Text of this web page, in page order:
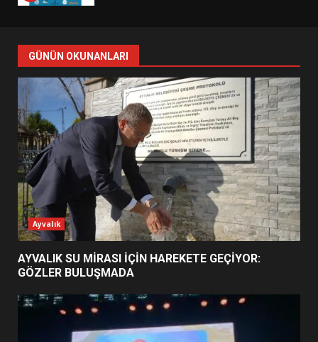
7
YENİ YÖNETİM NASIL
ŞEKİLLENDİ?
1
AYVALIK SU MİRASI İÇİN
HAREKETE GEÇİYOR: GÖZLER
BULUŞMADA
2
ESA 2026’DA TÜRK BAHARATI
NEYİ TEMSİL ETTİ?
EİB’DE KRİTİK ATAMA:
SÜRDÜRÜLEBİLİRLİKTE NE
DEĞİŞECEK?
GÜNÜN OKUNANLARI
Ayvalık
AYVALIK SU MİRASI İÇİN HAREKETE GEÇİYOR:
GÖZLER BULUŞMADA